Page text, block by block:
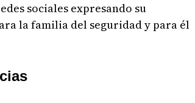
sociales expresando su
la familia del seguridad y para él